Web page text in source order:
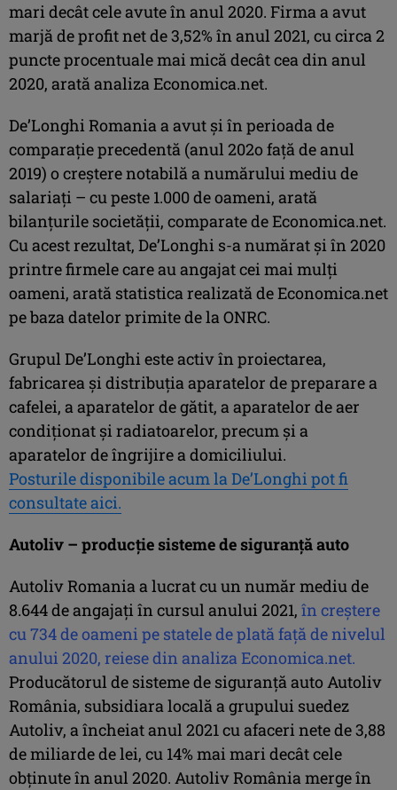
mari decât cele avute în anul 2020. Firma a avut
marjă de profit net de 3,52% în anul 2021, cu circa 2
puncte procentuale mai mică decât cea din anul
2020, arată analiza Economica.net.
De’Longhi Romania a avut şi în perioada de
comparaţie precedentă (anul 202o faţă de anul
2019) o creştere notabilă a numărului mediu de
salariaţi – cu peste 1.000 de oameni, arată
bilanţurile societăţii, comparate de Economica.net.
Cu acest rezultat, De’Longhi s-a numărat şi în 2020
printre firmele care au angajat cei mai mulţi
oameni, arată statistica realizată de Economica.net
pe baza datelor primite de la ONRC.
Grupul De’Longhi este activ în proiectarea,
fabricarea şi distribuţia aparatelor de preparare a
cafelei, a aparatelor de gătit, a aparatelor de aer
condiţionat şi radiatoarelor, precum şi a
aparatelor de îngrijire a domiciliului.
Posturile disponibile acum la De’Longhi pot fi
consultate aici.
Autoliv – producţie sisteme de siguranţă auto
Autoliv Romania a lucrat cu un număr mediu de
8.644 de angajaţi în cursul anului 2021, în creştere
cu 734 de oameni pe statele de plată faţă de nivelul
anului 2020, reiese din analiza Economica.net.
Producătorul de sisteme de siguranţă auto Autoliv
România, subsidiara locală a grupului suedez
Autoliv, a încheiat anul 2021 cu afaceri nete de 3,88
de miliarde de lei, cu 14% mai mari decât cele
obţinute în anul 2020. Autoliv România merge în